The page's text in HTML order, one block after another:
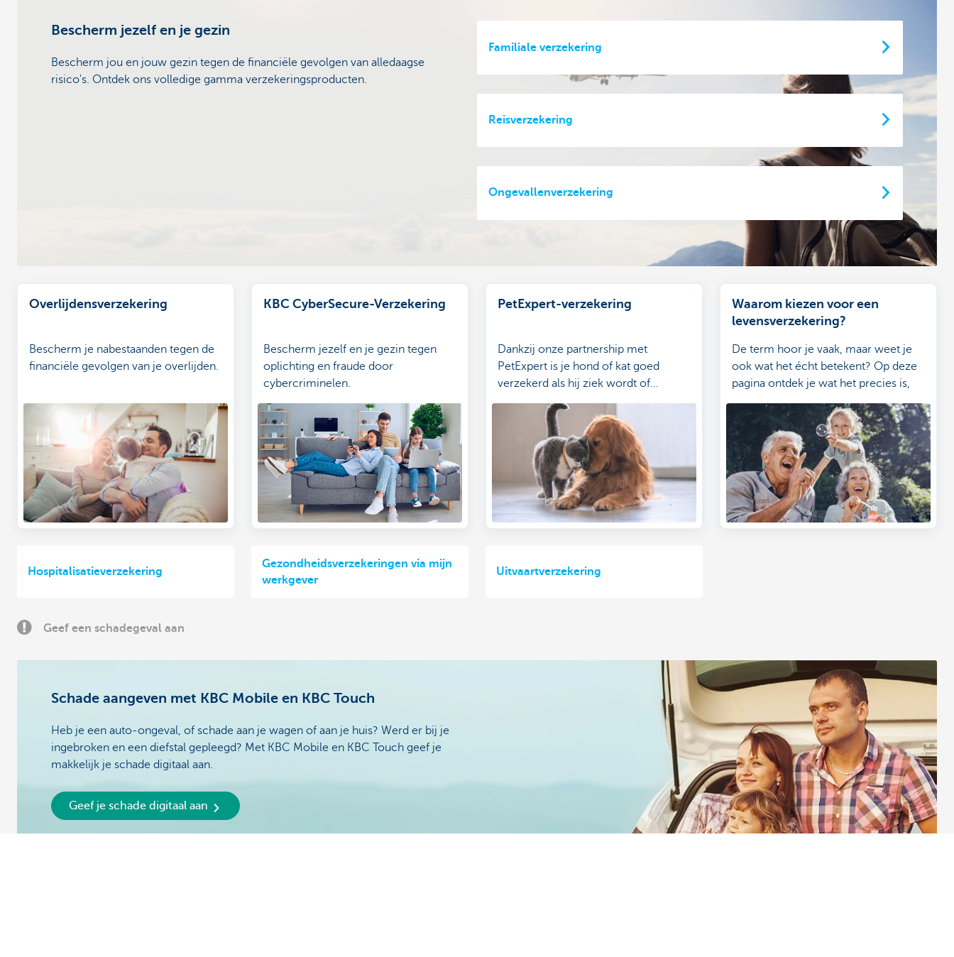
Bescherm jezelf en je gezin
Bescherm jou en jouw gezin tegen de financiële gevolgen van alledaagse
risico's. Ontdek ons volledige gamma verzekeringsproducten.
Familiale verzekering
Reisverzekering
Ongevallenverzekering
Overlijdensverzekering
Bescherm je nabestaanden tegen de
financiële gevolgen van je overlijden.
KBC CyberSecure-Verzekering
Bescherm jezelf en je gezin tegen
oplichting en fraude door
cybercriminelen.
PetExpert-verzekering
Dankzij onze partnership met
PetExpert is je hond of kat goed
verzekerd als hij ziek wordt of
medische hulp nodig heeft.
Waarom kiezen voor een
levensverzekering?
De term hoor je vaak, maar weet je
ook wat het écht betekent? Op deze
pagina ontdek je wat het precies is,
welke soorten er bestaan en wanneer
ze interessant zijn voor jou of je gezin.
Zo maak je makkelijk de juiste keuze.
Hospitalisatieverzekering
Gezondheidsverzekeringen via mijn
werkgever
Uitvaartverzekering
Geef een schadegeval aan
Schade aangeven met KBC Mobile en KBC Touch
Heb je een auto-ongeval, of schade aan je wagen of aan je huis? Werd er bij je
ingebroken en een diefstal gepleegd? Met KBC Mobile en KBC Touch geef je
makkelijk je schade digitaal aan.
Geef je schade digitaal aan